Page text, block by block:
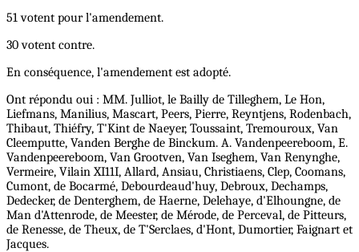
51 votent pour l'amendement.
30 votent contre.
En conséquence, l'amendement est adopté.
Ont répondu oui : MM. Julliot, le Bailly de Tilleghem, Le Hon,
Liefmans, Manilius, Mascart, Peers, Pierre, Reyntjens, Rodenbach,
Thibaut, Thiéfry, T'Kint de Naeyer, Toussaint, Tremouroux, Van
Cleemputte, Vanden Berghe de Binckum. A. Vandenpeereboom, E.
Vandenpeereboom, Van Grootven, Van Iseghem, Van Renynghe,
Vermeire, Vilain XI11I, Allard, Ansiau, Christiaens, Clep, Coomans,
Cumont, de Bocarmé, Debourdeaud'huy, Debroux, Dechamps,
Dedecker, de Denterghem, de Haerne, Delehaye, d'Elhoungne, de
Man d'Attenrode, de Meester, de Mérode, de Perceval, de Pitteurs,
de Renesse, de Theux, de T'Serclaes, d'Hont, Dumortier, Faignart et
Jacques.